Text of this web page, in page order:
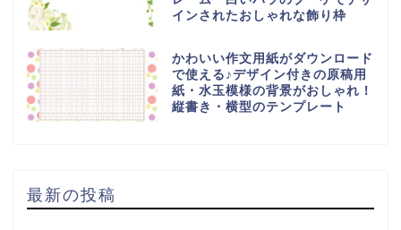
インされたおしゃれな飾り枠
かわいい作文用紙がダウンロード
で使える♪デザイン付きの原稿用
紙・水玉模様の背景がおしゃれ！
縦書き・横型のテンプレート
最新の投稿